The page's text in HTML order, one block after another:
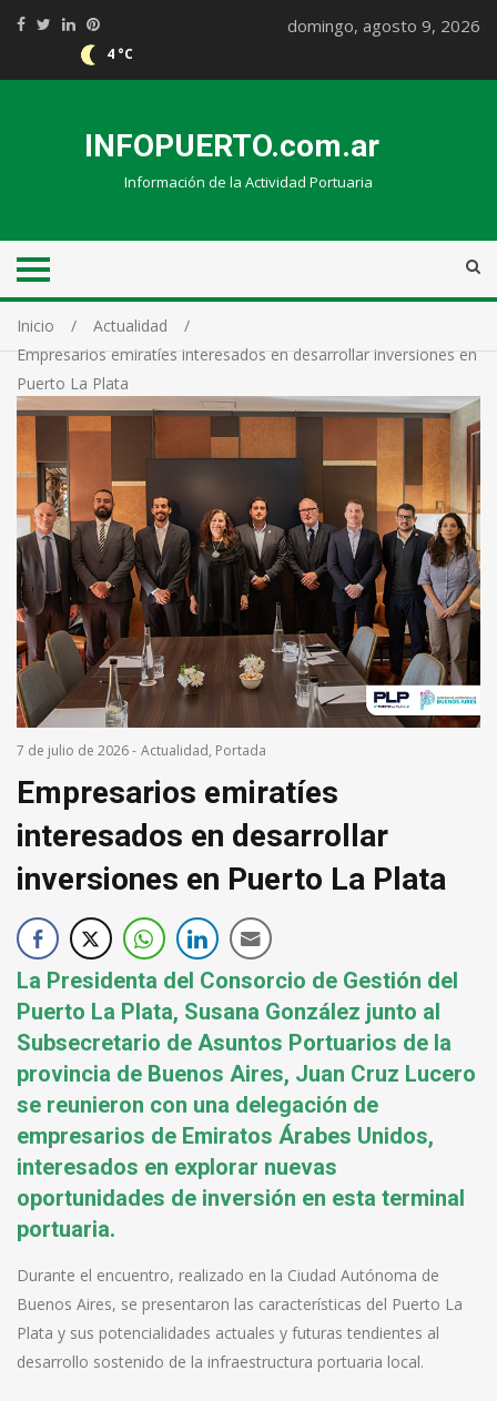
4 °C
domingo, agosto 9, 2026
INFOPUERTO.com.ar
Información de la Actividad Portuaria
Inicio
Actualidad
Empresarios emiratíes interesados en desarrollar inversiones en
Puerto La Plata
7 de julio de 2026- Actualidad, Portada
Empresarios emiratíes
interesados en desarrollar
inversiones en Puerto La Plata
La Presidenta del Consorcio de Gestión del
Puerto La Plata, Susana González junto al
Subsecretario de Asuntos Portuarios de la
provincia de Buenos Aires, Juan Cruz Lucero
se reunieron con una delegación de
empresarios de Emiratos Árabes Unidos,
interesados en explorar nuevas
oportunidades de inversión en esta terminal
portuaria.
Durante el encuentro, realizado en la Ciudad Autónoma de
Buenos Aires, se presentaron las características del Puerto La
Plata y sus potencialidades actuales y futuras tendientes al
desarrollo sostenido de la infraestructura portuaria local.